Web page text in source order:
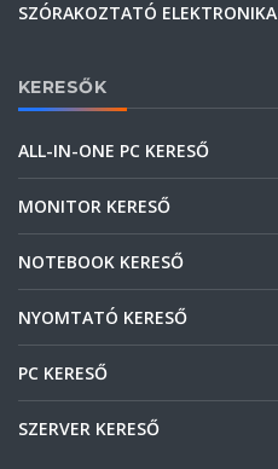
SZÓRAKOZTATÓ ELEKTRONIKA
KERESŐK
ALL-IN-ONE PC KERESŐ
MONITOR KERESŐ
NOTEBOOK KERESŐ
NYOMTATÓ KERESŐ
PC KERESŐ
SZERVER KERESŐ